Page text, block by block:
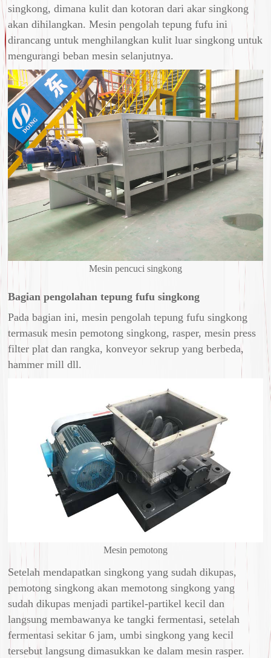
singkong, dimana kulit dan kotoran dari akar singkong
akan dihilangkan. Mesin pengolah tepung fufu ini
dirancang untuk menghilangkan kulit luar singkong untuk
mengurangi beban mesin selanjutnya.
Mesin pencuci singkong
Bagian pengolahan tepung fufu singkong
Pada bagian ini, mesin pengolah tepung fufu singkong
termasuk mesin pemotong singkong, rasper, mesin press
filter plat dan rangka, konveyor sekrup yang berbeda,
hammer mill dll.
Mesin pemotong
Setelah mendapatkan singkong yang sudah dikupas,
pemotong singkong akan memotong singkong yang
sudah dikupas menjadi partikel-partikel kecil dan
langsung membawanya ke tangki fermentasi, setelah
fermentasi sekitar 6 jam, umbi singkong yang kecil
tersebut langsung dimasukkan ke dalam mesin rasper.